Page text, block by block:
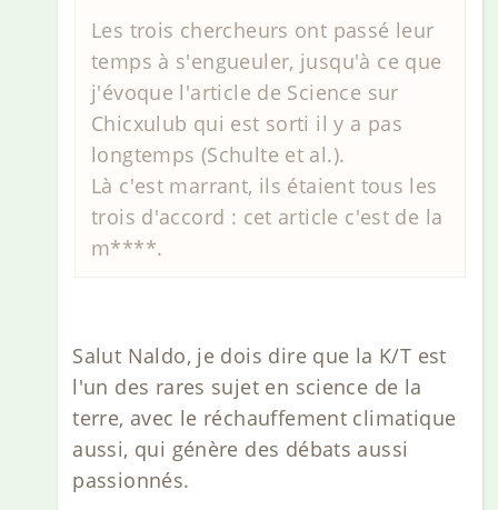
Les trois chercheurs ont passé leur
temps à s'engueuler, jusqu'à ce que
j'évoque l'article de Science sur
Chicxulub qui est sorti il y a pas
longtemps (Schulte et al.).
Là c'est marrant, ils étaient tous les
trois d'accord : cet article c'est de la
m****.
Salut Naldo, je dois dire que la K/T est
l'un des rares sujet en science de la
terre, avec le réchauffement climatique
aussi, qui génère des débats aussi
passionnés.